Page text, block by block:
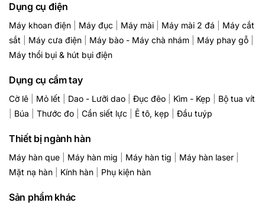
Dụng cụ điện
Máy khoan điện Máy đục Máy mài Máy mài 2 đá
Máy cắt
sắt
Máy cưa điện Máy bào - Máy chà nhám Máy phay gỗ
Máy thổi bụi & hút bụi điện
Dụng cụ cầm tay
Cờ lê Mỏ lết Dao - Lưỡi dao Đục đẽo Kìm - Kẹp
Bộ tua vít
Búa Thước đo Cần siết lực Ê tô, kẹp Đầu tuýp
Thiết bị ngành hàn
Máy hàn que Máy hàn mig Máy hàn tig Máy hàn laser
Mặt nạ hàn
Kính hàn Phụ kiện hàn
Sản phẩm khác